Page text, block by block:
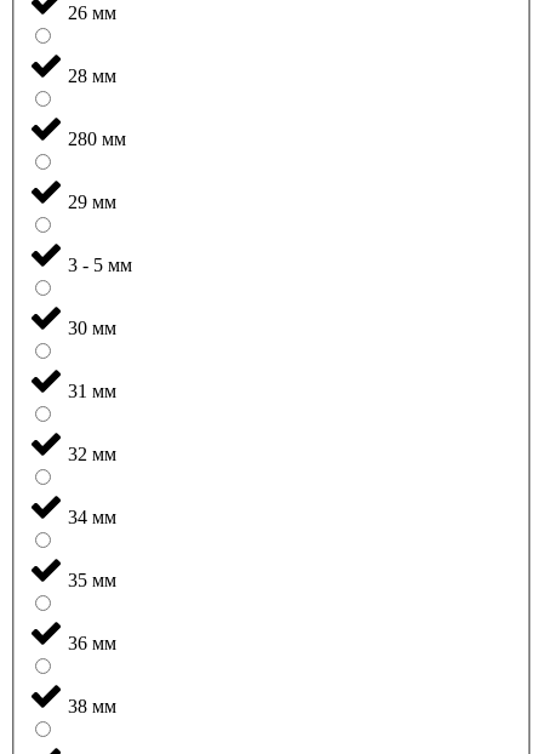
26 мм
28 мм
280 мм
29 мм
3 - 5 мм
30 мм
31 мм
32 мм
34 мм
35 мм
36 мм
38 мм